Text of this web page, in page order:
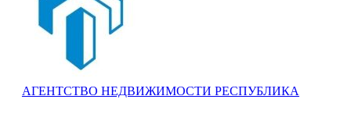
АГЕНТСТВО НЕДВИЖИМОСТИ РЕСПУБЛИКА